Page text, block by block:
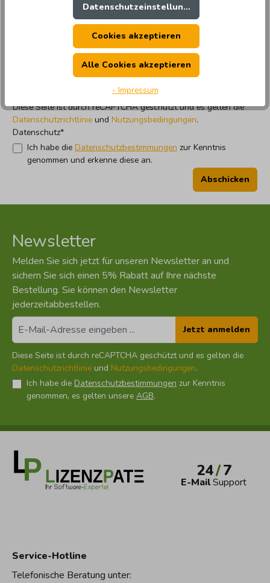
Die mit einem Stern (*) markierten Felder sind Pflichtfelder.
Diese Seite ist durch reCAPTCHA geschützt und es gelten die
Datenschutzrichtlinie und Nutzungsbedingungen.
Datenschutz*
Ich habe die Datenschutzbestimmungen zur Kenntnis
genommen und erkenne diese an.
Abschicken
Newsletter
Melden Sie sich jetzt für unseren Newsletter an und
sichern Sie sich einen 5% Rabatt auf Ihre nächste
Bestellung. Sie können den Newsletter
jederzeitabbestellen.
Diese Seite ist durch reCAPTCHA geschützt und es gelten die
Datenschutzrichtlinie und Nutzungsbedingungen.
Ich habe die Datenschutzbestimmungen zur Kenntnis
genommen, es gelten unsere AGB.
Jetzt anmelden
24/7
E-MailSupport
Service-Hotline
Telefonische Beratung unter:
Datenschutzeinstellungen
Cookies akzeptieren
Alle Cookies akzeptieren
- Impressum